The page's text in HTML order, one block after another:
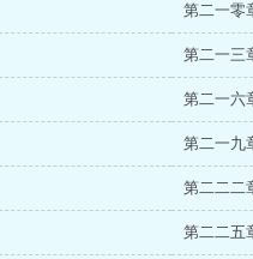
第二一零
第二一三
第二一六
第二一九
第二二二
第二二五